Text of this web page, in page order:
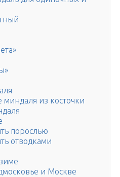
из косточки
порослью
отводками
и Москве